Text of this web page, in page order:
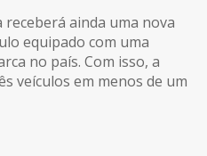
receberá ainda uma nova
equipado com uma
no país. Com isso, a
veículos em menos de um